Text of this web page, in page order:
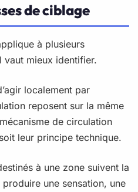
de ciblage
à plusieurs
vaut mieux identifier.
localement par
reposent sur la même
de circulation
leur principe technique.
à une zone suivent la
une sensation, une